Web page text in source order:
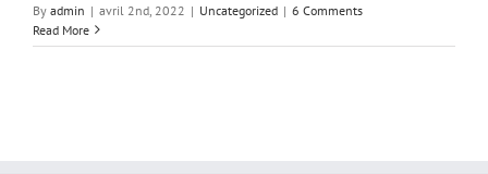
By admin | avril 2nd, 2022 | Uncategorized | 6 Comments
Read More